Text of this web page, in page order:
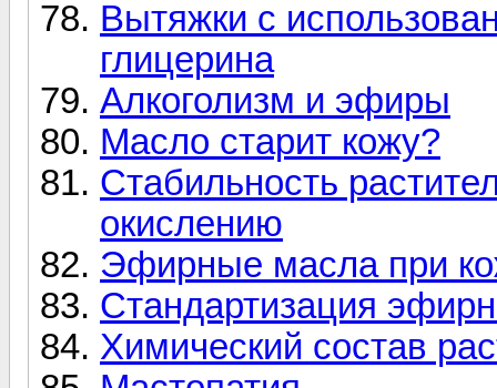
Вытяжки с
глицерина
Алкоголизм и эфиры
Масло старит кожу?
Стабильность
окислению
Эфирные масла при
Стандартизация
Химический состав